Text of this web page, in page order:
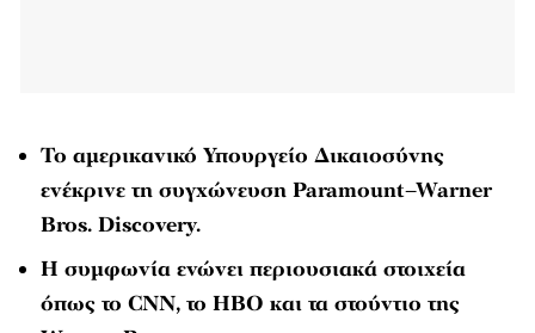
Το αμερικανικό Υπουργείο Δικαιοσύνης
ενέκρινε τη συγχώνευση Paramount–Warner
Bros. Discovery.
Η συμφωνία ενώνει περιουσιακά στοιχεία
όπως το CNN, το HBO και τα στούντιο της